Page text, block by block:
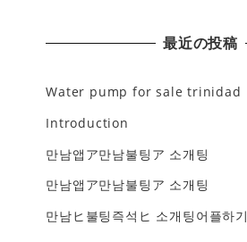
最近の投稿
Water pump for sale trinidad
Introduction
만남앱ア만남불팅ア 소개팅
만남앱ア만남불팅ア 소개팅
만남ヒ불팅즉석ヒ 소개팅어플하기